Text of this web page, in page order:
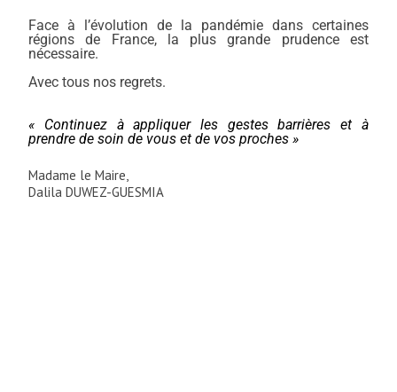
Face à l’évolution de la pandémie dans certaines
régions de France, la plus grande prudence est
nécessaire.
Avec tous nos regrets.
« Continuez à appliquer les gestes barrières et à
prendre de soin de vous et de vos proches »
Madame le Maire,
Dalila DUWEZ-GUESMIA